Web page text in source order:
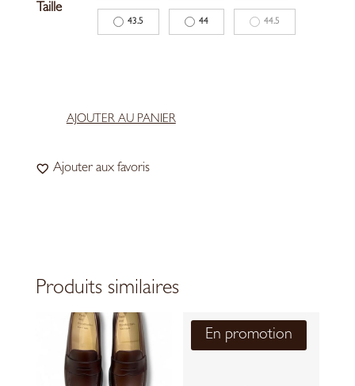
Taille
43.5 44 44.5
Tools
Black
AJOUTER AU PANIER
Ajouter aux favoris
Produits similaires
En promotion